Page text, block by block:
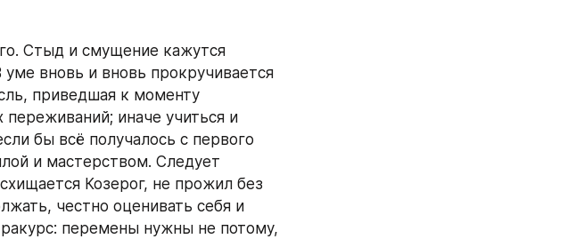
Стыд и смущение кажутся
вновь и вновь прокручивается
приведшая к моменту
иначе учиться и
бы всё получалось с первого
и мастерством. Следует
Козерог, не прожил без
честно оценивать себя и
перемены нужны не потому,